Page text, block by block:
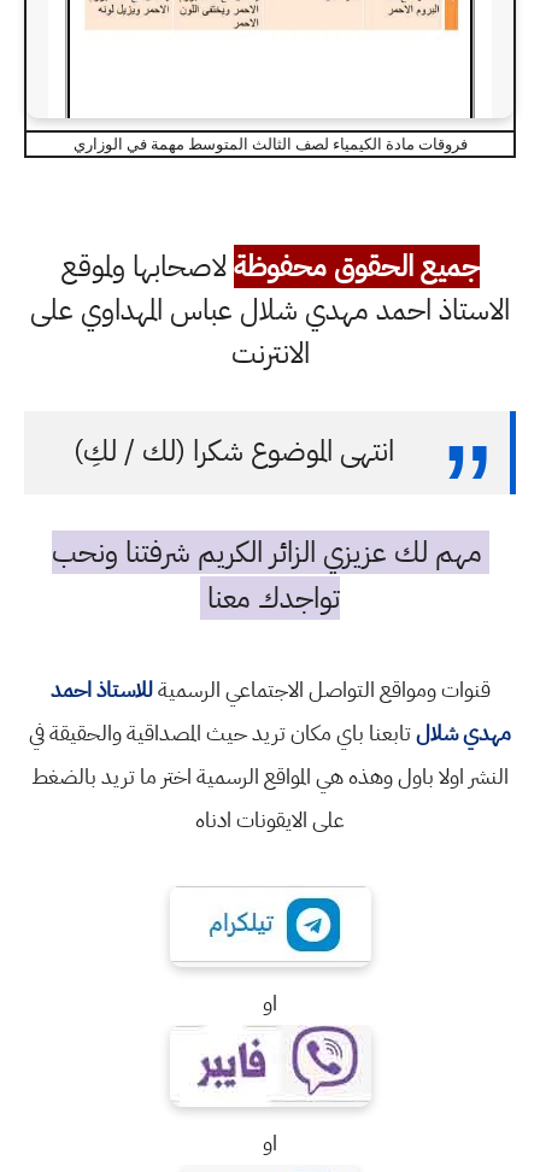
فروقات مادة الكيمياء لصف الثالث المتوسط مهمة في الوزاري
جميع الحقوق محفوظةلاصحابها ولموقع
الاستاذ احمد مهدي شلال عباس المهداوي على
الانترنت
انتهى الموضوع شكرا (لك / لكِ)
مهم لك عزيزي الزائر الكريم شرفتنا ونحب
تواجدك معنا
قنوات ومواقع التواصل الاجتماعي الرسميةللاستاذ احمد
مهدي شلالتابعنا باي مكان تريد حيث المصداقية والحقيقة في
النشر اولا باول وهذه هي المواقع الرسمية اختر ما تريد بالضغط
على الايقونات ادناه
او
او